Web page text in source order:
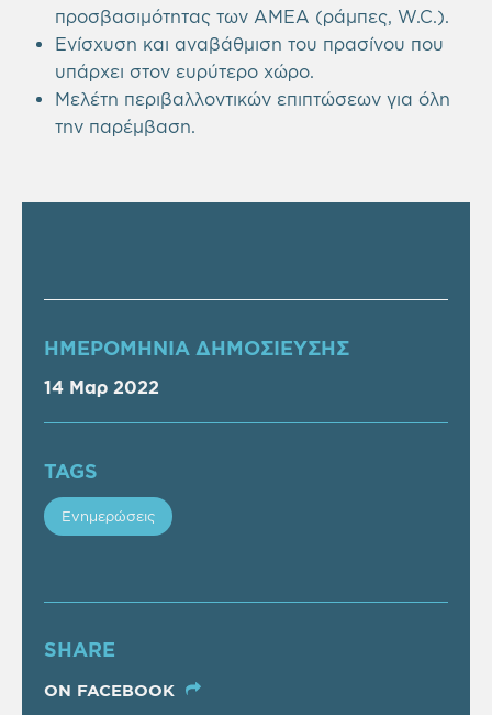
προσβασιμότητας των ΑΜΕΑ (ράμπες, W.C.).
Ενίσχυση και αναβάθμιση του πρασίνου που
υπάρχει στον ευρύτερο χώρο.
Μελέτη περιβαλλοντικών επιπτώσεων για όλη
την παρέμβαση.
ΗΜΕΡΟΜΗΝΙΑ ΔΗΜΟΣΙΕΥΣΗΣ
14 Μαρ 2022
TAGS
Ενημερώσεις
SHARE
ON FACEBOOK